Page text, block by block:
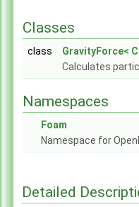
Classes
class
GravityForce<
Calculates
Namespaces
Foam
Namespace for
Detailed